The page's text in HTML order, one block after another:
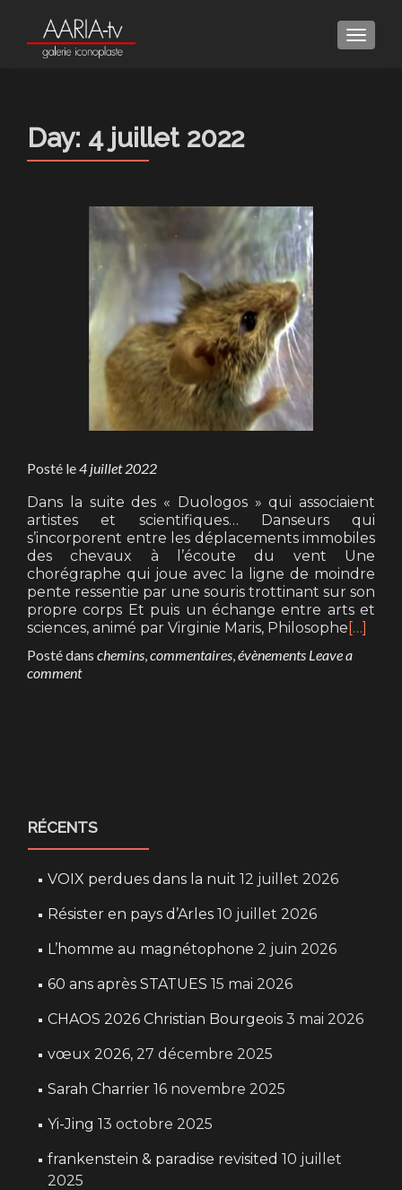
MENU
Day: 4 juillet 2022
Posté le4 juillet 2022
Dans la suite des « Duologos » qui associaient
artistes et scientifiques… Danseurs qui
s’incorporent entre les déplacements immobiles
des chevaux à l’écoute du vent Une
chorégraphe qui joue avec la ligne de moindre
pente ressentie par une souris trottinant sur son
propre corps Et puis un échange entre arts et
sciences, animé par Virginie Maris, Philosophe […]
Posté dans chemins,commentaires,évènements Leave a
comment
RÉCENTS
VOIX perdues dans la nuit 12 juillet 2026
Résister en pays d’Arles 10 juillet 2026
L’homme au magnétophone 2 juin 2026
60 ans après STATUES 15 mai 2026
CHAOS 2026 Christian Bourgeois 3 mai 2026
vœux 2026, 27 décembre 2025
Sarah Charrier 16 novembre 2025
Yi-Jing 13 octobre 2025
frankenstein & paradise revisited 10 juillet
2025